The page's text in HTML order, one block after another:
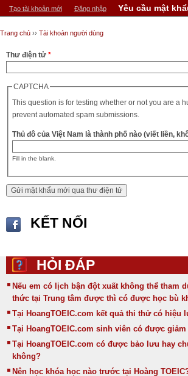
Tab chính
Tạo tài khoản mới Đăng nhập Yêu cầu mật
Bạn đang ở đây
Trang chủ ›› Tài khoản người dùng
Thư điện tử *
CAPTCHA
This question is for testing whether or not you are a
prevent automated spam submissions.
Thủ đô của Việt Nam là thành phố nào (viết liền,
Fill in the blank.
KẾT NỐI
HỎI ĐÁP
Nếu em có lịch bận đột xuất không thể tham
thức tại Trung tâm được thì có được học bù
Tại HoangTOEIC.com kết quả thi thử có hiệu
Tại HoangTOEIC.com sinh viên có được
Tại HoangTOEIC.com có được bảo lưu hay
không?
Nên học khóa học nào trước tại Hoàng